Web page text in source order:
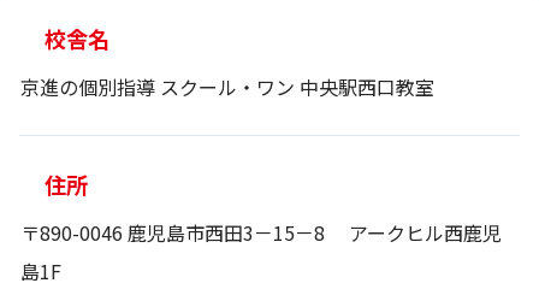
校舎名
京進の個別指導 スクール・ワン 中央駅西口教室
住所
〒890-0046 鹿児島市西田3－15－8 アークヒル西鹿児
島1F